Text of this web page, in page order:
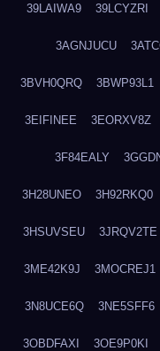
39LAIWA9 39LCYZRI
3AGNJUCU
3BVH0QRQ 3BWP93L1
3EIFINEE 3EORXV8Z
3F84EALY
3H28UNEO 3H92RKQ0
3HSUVSEU 3JRQV2TE
3ME42K9J 3MOCREJ1
3N8UCE6Q 3NE5SFF6
3OBDFAXI 3OE9P0KI